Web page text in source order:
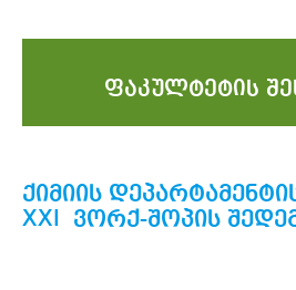
ფაკულტეტის
ქიმიის
XXI ვორქ-შოპის